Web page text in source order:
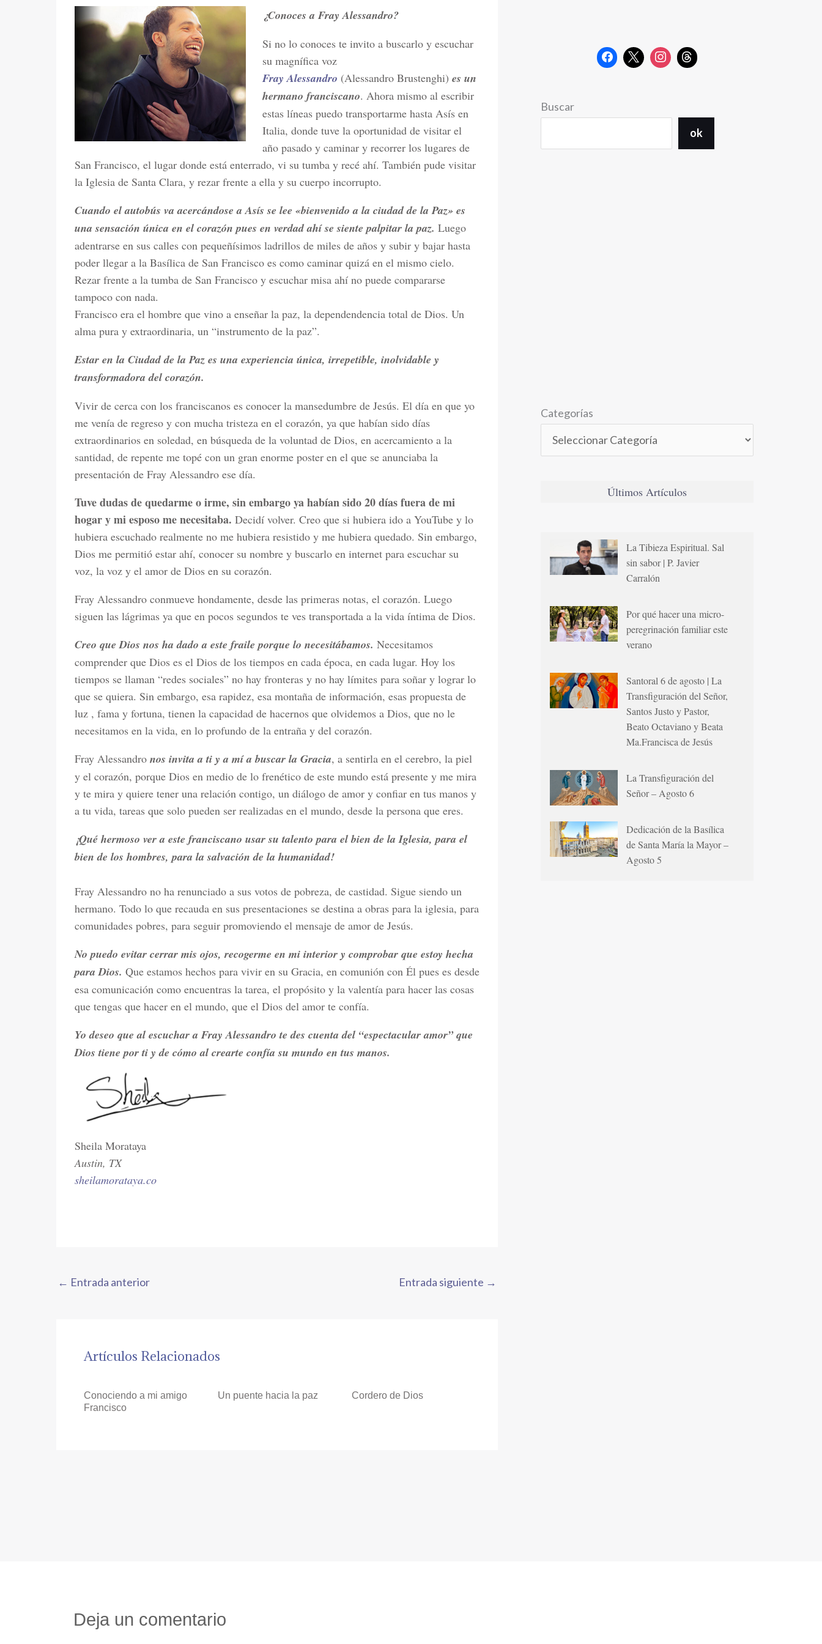
¿Conoces a Fray Alessandro?
Si no lo conoces te invito a buscarlo y escuchar
su magnífica voz
Fray Alessandro (Alessandro Brustenghi) es un
hermano franciscano. Ahora mismo al escribir
estas líneas puedo transportarme hasta Asís en
Italia, donde tuve la oportunidad de visitar el
año pasado y caminar y recorrer los lugares de
San Francisco, el lugar donde está enterrado, vi su tumba y recé ahí. También pude visitar
la Iglesia de Santa Clara, y rezar frente a ella y su cuerpo incorrupto.
Cuando el autobús va acercándose a Asís se lee «bienvenido a la ciudad de la Paz» es
una sensación única en el corazón pues en verdad ahí se siente palpitar la paz. Luego
adentrarse en sus calles con pequeñísimos ladrillos de miles de años y subir y bajar hasta
poder llegar a la Basílica de San Francisco es como caminar quizá en el mismo cielo.
Rezar frente a la tumba de San Francisco y escuchar misa ahí no puede compararse
tampoco con nada.
Francisco era el hombre que vino a enseñar la paz, la dependendencia total de Dios. Un
alma pura y extraordinaria, un “instrumento de la paz”.
Estar en la Ciudad de la Paz es una experiencia única, irrepetible, inolvidable y
transformadora del corazón.
Vivir de cerca con los franciscanos es conocer la mansedumbre de Jesús. El día en que yo
me venía de regreso y con mucha tristeza en el corazón, ya que habían sido días
extraordinarios en soledad, en búsqueda de la voluntad de Dios, en acercamiento a la
santidad, de repente me topé con un gran enorme poster en el que se anunciaba la
presentación de Fray Alessandro ese día.
Tuve dudas de quedarme o irme, sin embargo ya habían sido 20 días fuera de mi
hogar y mi esposo me necesitaba. Decidí volver. Creo que si hubiera ido a YouTube y lo
hubiera escuchado realmente no me hubiera resistido y me hubiera quedado. Sin embargo,
Dios me permitió estar ahí, conocer su nombre y buscarlo en internet para escuchar su
voz, la voz y el amor de Dios en su corazón.
Fray Alessandro conmueve hondamente, desde las primeras notas, el corazón. Luego
siguen las lágrimas ya que en pocos segundos te ves transportada a la vida íntima de Dios.
Creo que Dios nos ha dado a este fraile porque lo necesitábamos. Necesitamos
comprender que Dios es el Dios de los tiempos en cada época, en cada lugar. Hoy los
tiempos se llaman “redes sociales” no hay fronteras y no hay límites para soñar y lograr lo
que se quiera. Sin embargo, esa rapidez, esa montaña de información, esas propuesta de
luz , fama y fortuna, tienen la capacidad de hacernos que olvidemos a Dios, que no le
necesitamos en la vida, en lo profundo de la entraña y del corazón.
Fray Alessandro nos invita a ti y a mí a buscar la Gracia, a sentirla en el cerebro, la piel
y el corazón, porque Dios en medio de lo frenético de este mundo está presente y me mira
y te mira y quiere tener una relación contigo, un diálogo de amor y confiar en tus manos y
a tu vida, tareas que solo pueden ser realizadas en el mundo, desde la persona que eres.
¡Qué hermoso ver a este franciscano usar su talento para el bien de la Iglesia, para el
bien de los hombres, para la salvación de la humanidad!
Fray Alessandro no ha renunciado a sus votos de pobreza, de castidad. Sigue siendo un
hermano. Todo lo que recauda en sus presentaciones se destina a obras para la iglesia, para
comunidades pobres, para seguir promoviendo el mensaje de amor de Jesús.
No puedo evitar cerrar mis ojos, recogerme en mi interior y comprobar que estoy hecha
para Dios. Que estamos hechos para vivir en su Gracia, en comunión con Él pues es desde
esa comunicación como encuentras la tarea, el propósito y la valentía para hacer las cosas
que tengas que hacer en el mundo, que el Dios del amor te confía.
Yo deseo que al escuchar a Fray Alessandro te des cuenta del “espectacular amor” que
Dios tiene por ti y de cómo al crearte confía su mundo en tus manos.
Sheila Morataya
Austin, TX
sheilamorataya.co
← Entrada anterior Entrada siguiente →
Artículos Relacionados
Conociendo a mi amigo
Francisco
Un puente hacia la paz Cordero de Dios
Buscar
ok
Categorías
Últimos Artículos
La Tibieza Espiritual. Sal
sin sabor | P. Javier
Carralón
Por qué hacer una micro-
peregrinación familiar este
verano
Santoral 6 de agosto | La
Transfiguración del Señor,
Santos Justo y Pastor,
Beato Octaviano y Beata
Ma.Francisca de Jesús
La Transfiguración del
Señor – Agosto 6
Dedicación de la Basílica
de Santa María la Mayor –
Agosto 5
Deja un comentario